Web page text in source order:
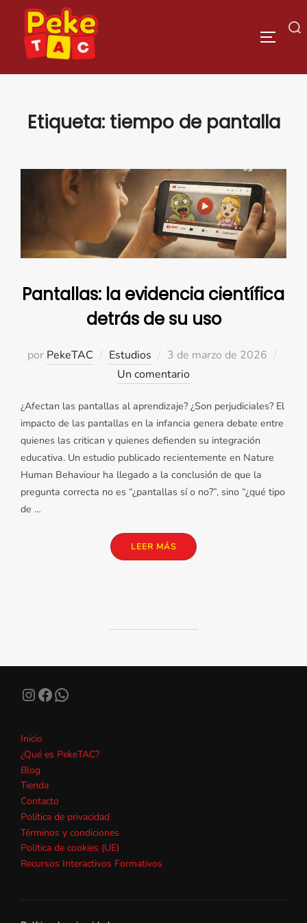
Saltar
contenido
Buscar:
Etiqueta: tiempo de pantalla
Pantallas: la evidencia científica
detrás de su uso
por PekeTAC Estudios
Publicado
el
3 de marzo de 2026
Un comentario
¿Afectan las pantallas al aprendizaje? ¿Son perjudiciales? El
impacto de las pantallas en la infancia genera debate entre
quienes las critican y quienes defienden su integración
educativa. Un estudio publicado recientemente en Nature
Human Behaviour ha llegado a la conclusión de que la
pregunta correcta no es “¿pantallas sí o no?”, sino “¿qué tipo
de …
LEER MÁS«PANTALLAS: LA EVIDENCIA
Instagram
Facebook
WhatsApp
Inicio
¿Qué es PekeTAC?
Blog
Tienda
Contacto
Política de privacidad
Términos y condiciones
Política de cookies (UE)
Recursos Interactivos Formativos